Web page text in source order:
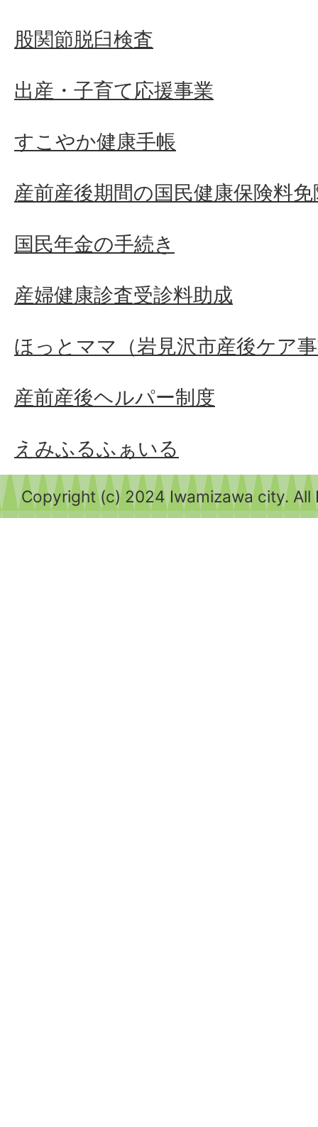
股関節脱臼検査
出産・子育て応援事業
すこやか健康手帳
産前産後期間の国民健康保険料免
国民年金の手続き
産婦健康診査受診料助成
ほっとママ（岩見沢市産後ケア
産前産後ヘルパー制度
えみふるふぁいる
Copyright (c) 2024 Iwamizawa city. All